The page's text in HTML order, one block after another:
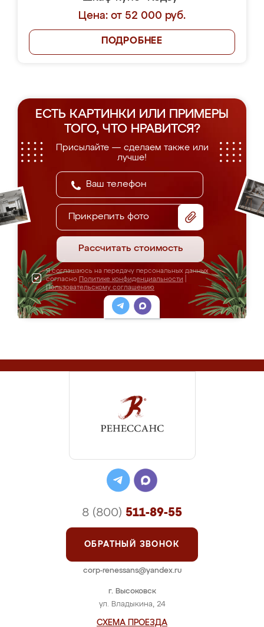
Цена: от 52 000 руб.
ПОДРОБНЕЕ
ЕСТЬ КАРТИНКИ ИЛИ ПРИМЕРЫ
ТОГО, ЧТО НРАВИТСЯ?
Присылайте — сделаем также или
лучше!
Прикрепить фото
Рассчитать стоимость
Я соглашаюсь на передачу персональных данных
согласно Политике конфиденциальности
Пользовательскому соглашению
г. Высоковск
ул. Владыкина, 24
СХЕМА ПРОЕЗДА
8 (800) 511-89-55
ОБРАТНЫЙ ЗВОНОК
corp-renessans@yandex.ru